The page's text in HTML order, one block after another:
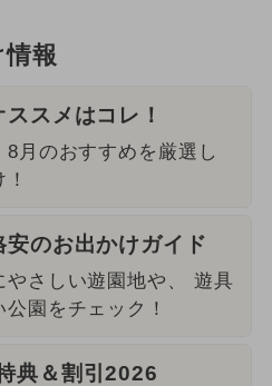
報
スメはコレ！
8月のおすすめを厳選し
安のお出かけガイド
やさしい遊園地や、 遊具
公園をチェック！
典＆割引2026